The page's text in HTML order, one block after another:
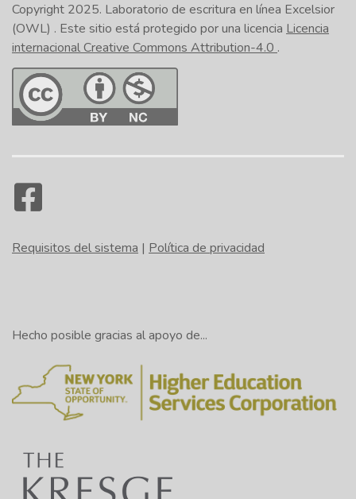
Copyright 2025. Laboratorio de escritura en línea Excelsior
(OWL) . Este sitio está protegido por una licencia Licencia
internacional Creative Commons Attribution-4.0 .
Requisitos del sistema | Política de privacidad
Hecho posible gracias al apoyo de...